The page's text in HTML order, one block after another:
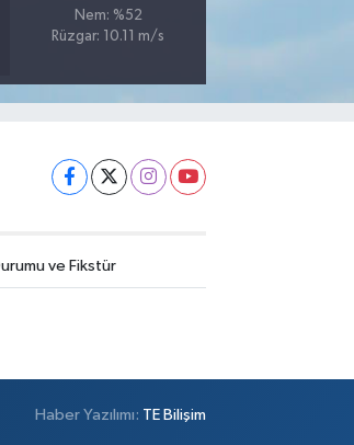
Nem: %52
Rüzgar: 10.11 m/s
ve Fikstür
Haber Yazılımı: TE Bilişim